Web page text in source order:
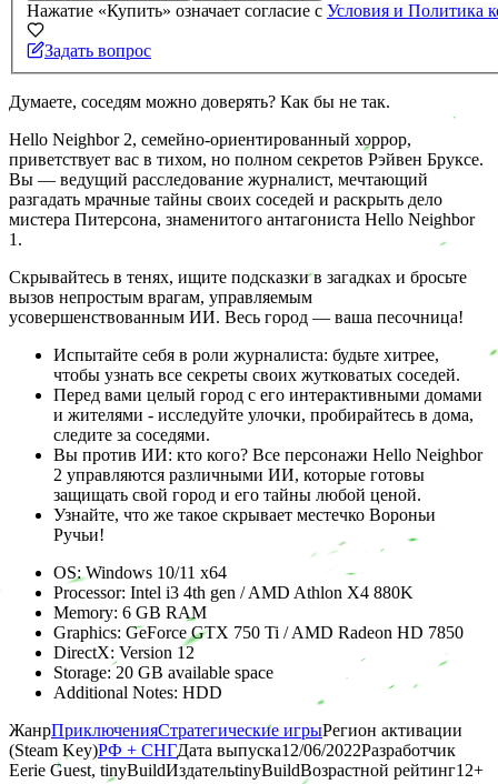
Нажатие «Купить» означает согласие с Условия и Политика
Задать вопрос
Думаете, соседям можно доверять? Как бы не так.
Hello Neighbor 2, семейно-ориентированный хоррор,
приветствует вас в тихом, но полном секретов Рэйвен Бруксе.
Вы — ведущий расследование журналист, мечтающий
разгадать мрачные тайны своих соседей и раскрыть дело
мистера Питерсона, знаменитого антагониста Hello Neighbor
1.
Скрывайтесь в тенях, ищите подсказки в загадках и бросьте
вызов непростым врагам, управляемым
усовершенствованным ИИ. Весь город — ваша песочница!
Испытайте себя в роли журналиста: будьте хитрее,
чтобы узнать все секреты своих жутковатых соседей.
Перед вами целый город с его интерактивными домами
и жителями - исследуйте улочки, пробирайтесь в дома,
следите за соседями.
Вы против ИИ: кто кого? Все персонажи Hello Neighbor
2 управляются различными ИИ, которые готовы
защищать свой город и его тайны любой ценой.
Узнайте, что же такое скрывает местечко Вороньи
Ручьи!
OS: Windows 10/11 x64
Processor: Intel i3 4th gen / AMD Athlon X4 880K
Memory: 6 GB RAM
Graphics: GeForce GTX 750 Ti / AMD Radeon HD 7850
DirectX: Version 12
Storage: 20 GB available space
Additional Notes: HDD
ЖанрПриключенияСтратегические игрыРегион активации
(Steam Key)РФ + СНГДата выпуска12/06/2022Разработчик
Eerie Guest, tinyBuildИздательtinyBuildВозрастной рейтинг12+